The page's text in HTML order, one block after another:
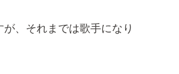
、それまでは歌手になり